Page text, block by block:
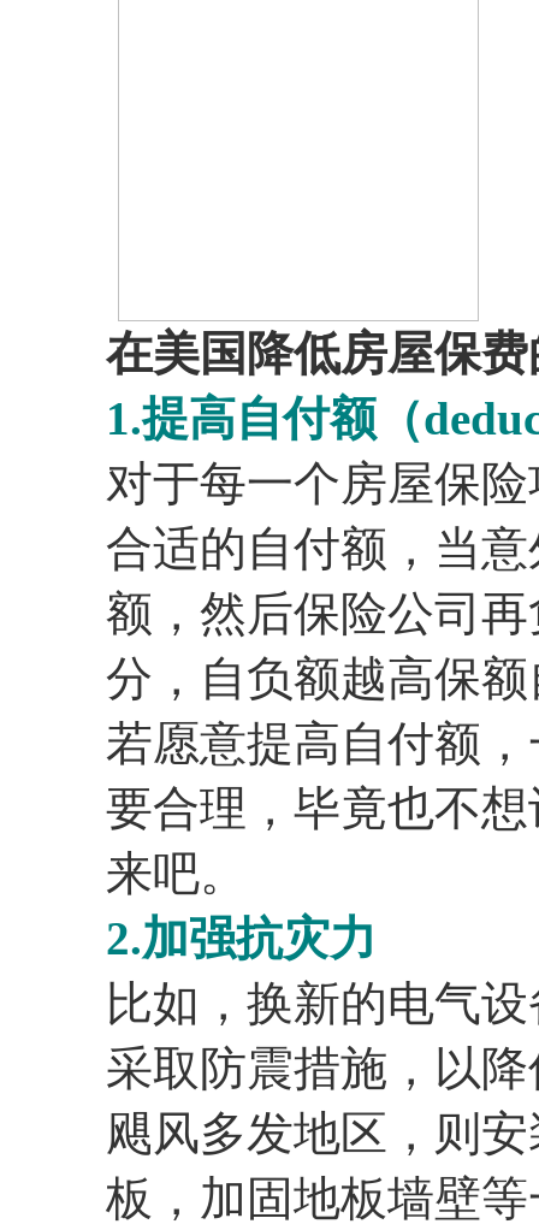
在美国降低房屋保
1.提高自付额（
对于每一个房屋保
合适的自付额，当
额，然后保险公司
分，自负额越高保
若愿意提高自付额
要合理，毕竟也不
来吧。
2.加强抗灾力
比如，换新的电气
采取防震措施，以
飓风多发地区，则
板，加固地板墙壁